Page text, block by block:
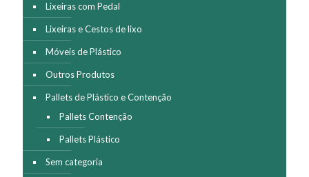
Lixeiras com Pedal
Lixeiras e Cestos de lixo
Móveis de Plástico
Outros Produtos
Pallets de Plástico e Contenção
Pallets Contenção
Pallets Plástico
Sem categoria